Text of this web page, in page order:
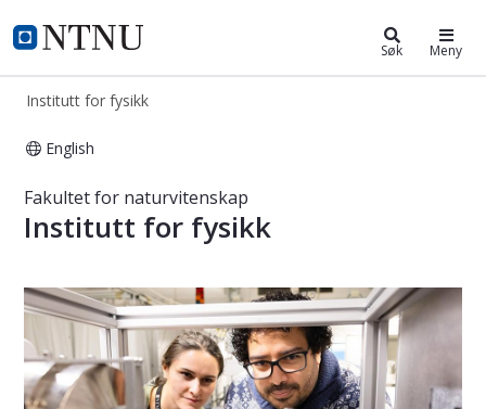
NTNU Hjemmeside
Institutt for fysikk Søk Meny
Institutt for fysikk
English
Institutt for fysikk
Fakultet for naturvitenskap
Institutt for fysikk